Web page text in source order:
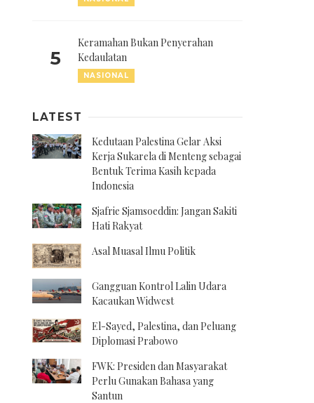
5
Keramahan Bukan Penyerahan
Kedaulatan
NASIONAL
LATEST
Kedutaan Palestina Gelar Aksi
Kerja Sukarela di Menteng sebagai
Bentuk Terima Kasih kepada
Indonesia
Sjafrie Sjamsoeddin: Jangan Sakiti
Hati Rakyat
Asal Muasal Ilmu Politik
Gangguan Kontrol Lalin Udara
Kacaukan Widwest
El-Sayed, Palestina, dan Peluang
Diplomasi Prabowo
FWK: Presiden dan Masyarakat
Perlu Gunakan Bahasa yang
Santun